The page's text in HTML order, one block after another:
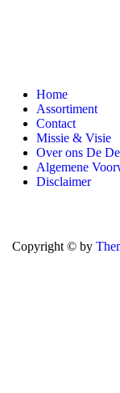
Home
Assortiment
Contact
Missie & Visie
Over ons De
Algemene
Disclaimer
Copyright © by